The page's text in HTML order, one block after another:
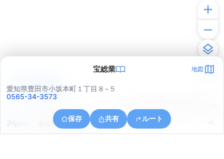
宝総業 地図
愛知県豊田市小坂本町１丁目８−５
0565-34-3573
保存 共有 ルート
愛知県豊田市千石町５丁目
アプリで見る